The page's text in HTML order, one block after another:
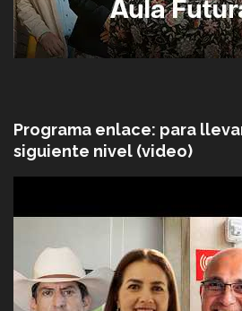
Programa enlace: para
siguiente nivel (video)